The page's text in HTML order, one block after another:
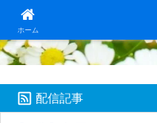
ホーム日本第一！ニュー
配信記事